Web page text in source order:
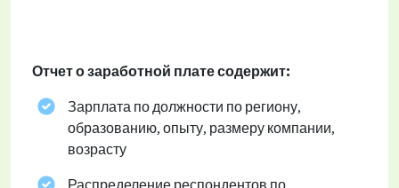
Отчет о заработной плате содержит:
Зарплата по должности по региону,
образованию, опыту, размеру компании,
возрасту